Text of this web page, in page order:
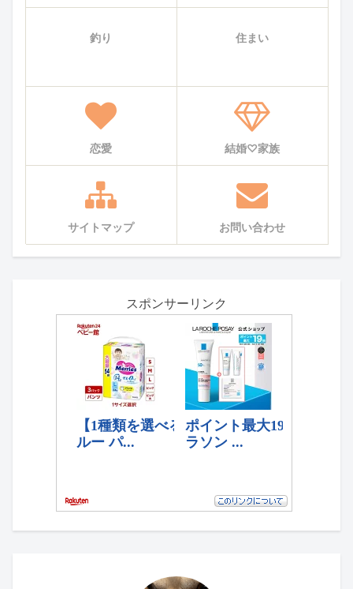
釣り 住まい
恋愛 結婚♡家族
サイトマップ お問い合わせ
スポンサーリンク